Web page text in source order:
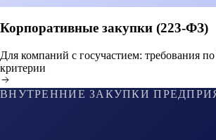
Корпоративные закупки (223-ФЗ)
Для компаний с госучастием: требования
критерии
ВНУТРЕННИЕ ЗАКУПКИ